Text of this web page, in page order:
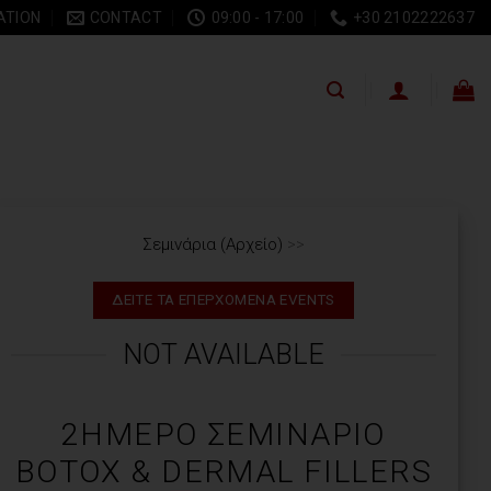
CONTACT 09:00 - 17:00 +30 2102222637
Σεμινάρια (Αρχείο) >>
ΔΕΙΤΕ ΤΑ ΕΠΕΡΧΟΜΕΝΑ EVENTS
NOT AVAILABLE
2ΉΜΕΡΟ ΣΕΜΙΝΆΡΙΟ
BOTOX & DERMAL FILLERS